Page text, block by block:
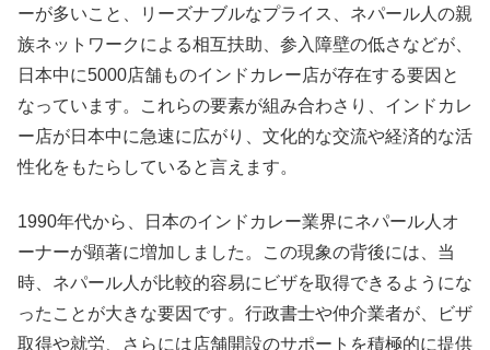
ーが多いこと、リーズナブルなプライス、ネパール人の親
族ネットワークによる相互扶助、参入障壁の低さなどが、
日本中に5000店舗ものインドカレー店が存在する要因と
なっています。これらの要素が組み合わさり、インドカレ
ー店が日本中に急速に広がり、文化的な交流や経済的な活
性化をもたらしていると言えます。
1990年代から、日本のインドカレー業界にネパール人オ
ーナーが顕著に増加しました。この現象の背後には、当
時、ネパール人が比較的容易にビザを取得できるようにな
ったことが大きな要因です。行政書士や仲介業者が、ビザ
取得や就労、さらには店舗開設のサポートを積極的に提供